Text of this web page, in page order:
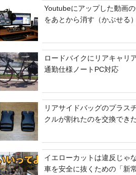
Youtubeにアップした動画
をあとから消す（かぶせる
ロードバイクにリアキャリ
通勤仕様ノートPC対応
リアサイドバッグのプラス
クルが割れたのを交換でき
イエローカットは違反じゃ
車を安全に抜くための「新